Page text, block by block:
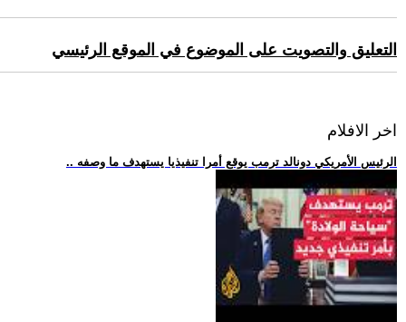
التعليق والتصويت على الموضوع في الموقع الرئيسي
اخر الافلام
.. الرئيس الأمريكي دونالد ترمب يوقع أمرا تنفيذيا يستهدف ما وصفه